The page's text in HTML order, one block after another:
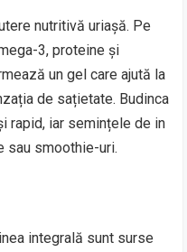
nutritivă uriașă. Pe
3, proteine și
un gel care ajută la
de sațietate. Budinca
rapid, iar semințele de in
sau smoothie-uri.
integrală sunt surse